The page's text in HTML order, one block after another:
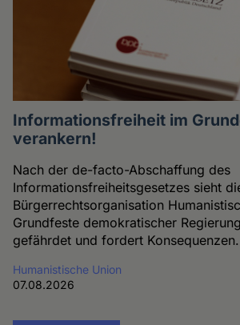
Informationsfreiheit im
verankern!
Nach der de-facto-Abschaffung des
Informationsfreiheitsgesetzes sieht
Bürgerrechtsorganisation
Grundfeste demokratischer
gefährdet und fordert Konsequenzen.
Humanistische Union
07.08.2026